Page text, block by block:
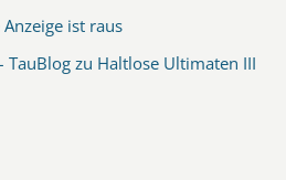
Anzeige ist raus
TauBlog zu Haltlose Ultimaten III